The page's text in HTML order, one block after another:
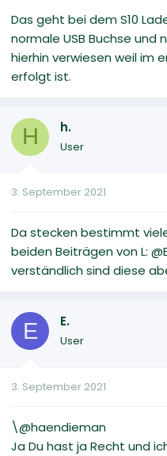
Das geht bei dem S10
normale USB Buchse und
hierhin verwiesen weil im
erfolgt ist.
H h.
User
3. September 2021
Da stecken bestimmt
beiden Beiträgen von L:
verständlich sind diese
E E.
User
3. September 2021
\@haendieman
Ja Du hast ja Recht und